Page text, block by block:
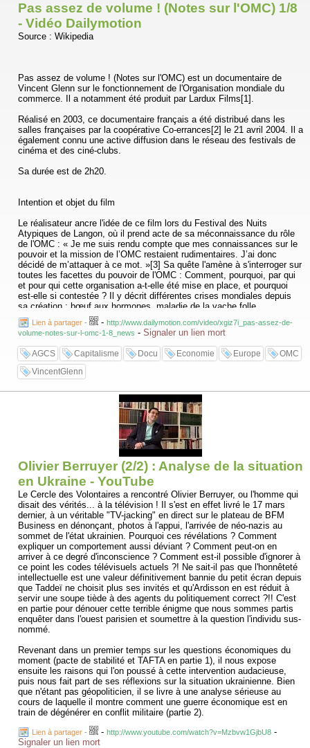
Pas assez de volume ! (Notes sur l'OMC) 1/8
- Vidéo Dailymotion
Source : Wikipedia
Pas assez de volume ! (Notes sur l'OMC) est un documentaire de
Vincent Glenn sur le fonctionnement de l'Organisation mondiale du
commerce. Il a notamment été produit par Lardux Films[1].
Réalisé en 2003, ce documentaire français a été distribué dans les
salles françaises par la coopérative Co-errances[2] le 21 avril 2004. Il a
également connu une active diffusion dans le réseau des festivals de
cinéma et des ciné-clubs.
Sa durée est de 2h20.
Intention et objet du film
Le réalisateur ancre l'idée de ce film lors du Festival des Nuits
Atypiques de Langon, où il prend acte de sa méconnaissance du rôle
de l'OMC : « Je me suis rendu compte que mes connaissances sur le
pouvoir et la mission de l’OMC restaient rudimentaires. J’ai donc
décidé de m’attaquer à ce mot. »[3] Sa quête l'amène à s'interroger sur
toutes les facettes du pouvoir de l'OMC : Comment, pourquoi, par qui
et pour qui cette organisation a-t-elle été mise en place, et pourquoi
est-elle si contestée ? Il y décrit différentes crises mondiales depuis
sa création : bœuf aux hormones, maladie de la vache folle,
exportation massive du surplus de poulets de l'Europe vers le
Sénégal...
La seconde partie du documentaire dévoile les tenants et aboutissants
d'un accord particulier de l'OMC : l'AGCS (Accord Général sur le
Commerce des Services).
Le documentaire s'articule autour de différentes interviews dont celles
de Mike Moore (directeur de l'OMC entre 1995 et 2002), Pascal Lamy
(négociateur de l’Union européenne auprès de l’OMC), Agnès Bertrand
(auteur de L’OMC, le pouvoir invisible), Raoul Marc Jennar (chercheur
à l’Unité de recherche, de formation et d’information sur la globalisation
- URFIG), José Bové (militant agricole), Joseph Stiglitz (économiste),
La musique est de Bernard Lubat.
Lien à partager - - http://www.dailymotion.com/video/xgiz7i_pas-assez-de-
volume-notes-sur-l-omc-1-8_news - Signaler un lien mort
AGCS Capitalisme Docu Economie Europe
OMC
VincentGlenn
Olivier Berruyer (2/2) : Analyse de la situation
en Ukraine - YouTube
Le Cercle des Volontaires a rencontré Olivier Berruyer, ou l'homme qui
disait des vérités... à la télévision ! Il s'est en effet livré le 17 mars
dernier, à un véritable "TV-jacking" en direct sur le plateau de BFM
Business en dénonçant, photos à l'appui, l'arrivée de néo-nazis au
sommet de l'état ukrainien. Pourquoi ces révélations ? Comment
expliquer un comportement aussi déviant ? Comment peut-on en
arriver à ce degré d'inconscience ? Comment est-il possible d'ignorer à
ce point les codes télévisuels actuels ?! Ne sait-il pas que l'honnêteté
intellectuelle est une valeur définitivement bannie du petit écran depuis
que Taddeï ne choisit plus ses invités et qu'Ardisson en est réduit à
servir une soupe tiède à des agents du politiquement correct ?!! C'est
en partie pour dénouer cette terrible énigme que nous sommes partis
enquêter dans l'ouest parisien et soumettre à la question l'individu sus-
nommé.
Revenant dans un premier temps sur les questions économiques du
moment (pacte de stabilité et TAFTA en partie 1), il nous expose
ensuite les raisons qui l'on poussé à cette intervention audacieuse,
puis nous fait part de ses réflexions sur la situation ukrainienne. Bien
que n'étant pas géopoliticien, il se livre à une analyse sérieuse au
cours de laquelle il montre comment une guerre économique est en
train de dégénérer en conflit militaire (partie 2).
Lien à partager - - http://www.youtube.com/watch?v=Mzbvw1GjbU8 -
Signaler un lien mort